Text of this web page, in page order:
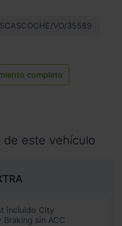
VO/35589
completo
de este vehículo
incluido City
Braking sin ACC